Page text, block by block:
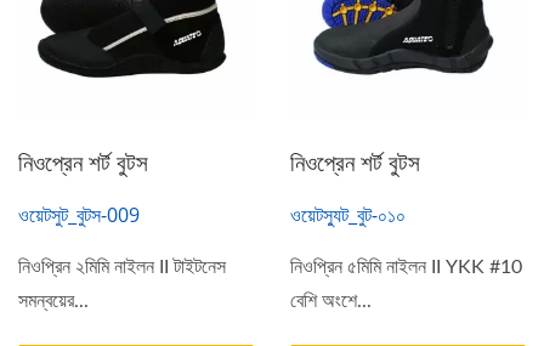
নিওপ্রেন শর্ট বুটস
ওয়েটসুট_বুটস-009
নিওপ্রিন ২মিমি নাইলন II টাইটনেস
সমন্বয়ের...
নিওপ্রেন শর্ট বুটস
ওয়েটস্যুট_বুট-০১০
নিওপ্রিন ৫মিমি নাইলন II YKK #10
বেশি অংশে...